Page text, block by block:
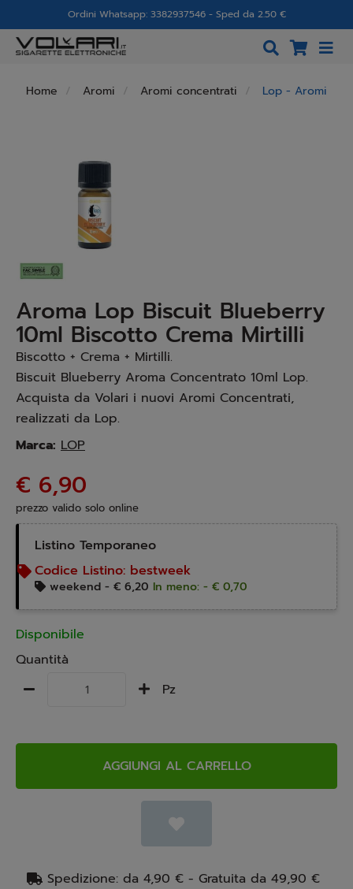
Ordini Whatsapp: 3382937546 - Sped da 2.50 €
Home Aromi Aromi concentrati Lop - Aromi
Aroma Lop Biscuit Blueberry
10ml Biscotto Crema Mirtilli
Biscotto + Crema + Mirtilli.
Biscuit Blueberry Aroma Concentrato 10ml Lop.
Acquista da Volari i nuovi Aromi Concentrati,
realizzati da Lop.
Marca: LOP
€ 6,90
prezzo valido solo online
Listino Temporaneo
Codice Listino: bestweek
weekend - € 6,20 In meno: - € 0,70
Disponibile
Quantità
Pz
AGGIUNGI AL CARRELLO
Spedizione: da 4,90 € - Gratuita da 49,90 €